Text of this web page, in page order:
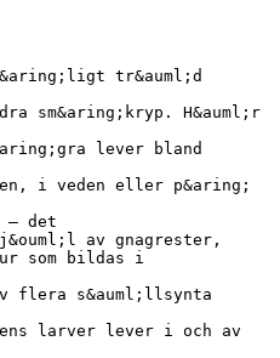
tr&auml;d
sm&aring;kryp. H&auml;r
lever bland
i veden eller p&aring;
– det
av gnagrester,
som bildas i
flera s&auml;llsynta
larver lever i och av